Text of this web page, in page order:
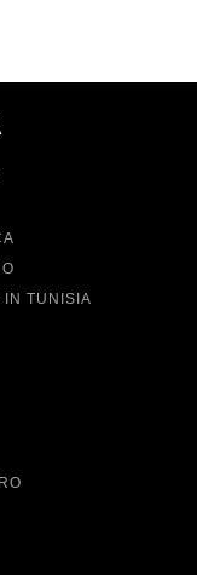
IN TUNISIA